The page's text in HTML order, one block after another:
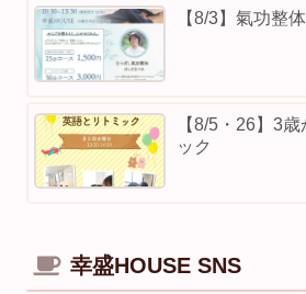
【8/3】⁡氣功整
【8/5・26】3
ック
幸盛HOUSE SNS